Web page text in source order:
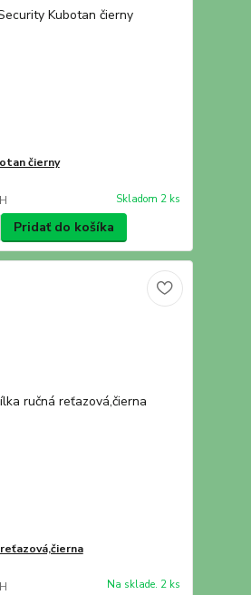
čierny
Skladom 2 ks
Pridať do košíka
Na sklade. 2 ks